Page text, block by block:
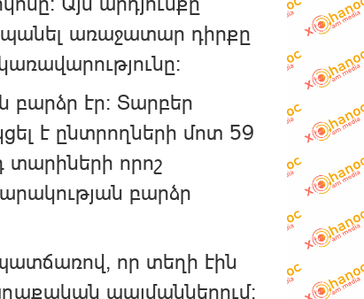
առաջատար դիրքը
բարձր էր։ Տարբեր
է ընտրողների մոտ 59
տարիների որոշ
բարձր
որ տեղի էին
պայմաններում։